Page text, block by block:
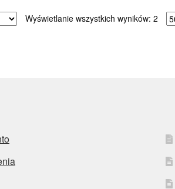
Wyświetlanie wszystkich wyników: 2